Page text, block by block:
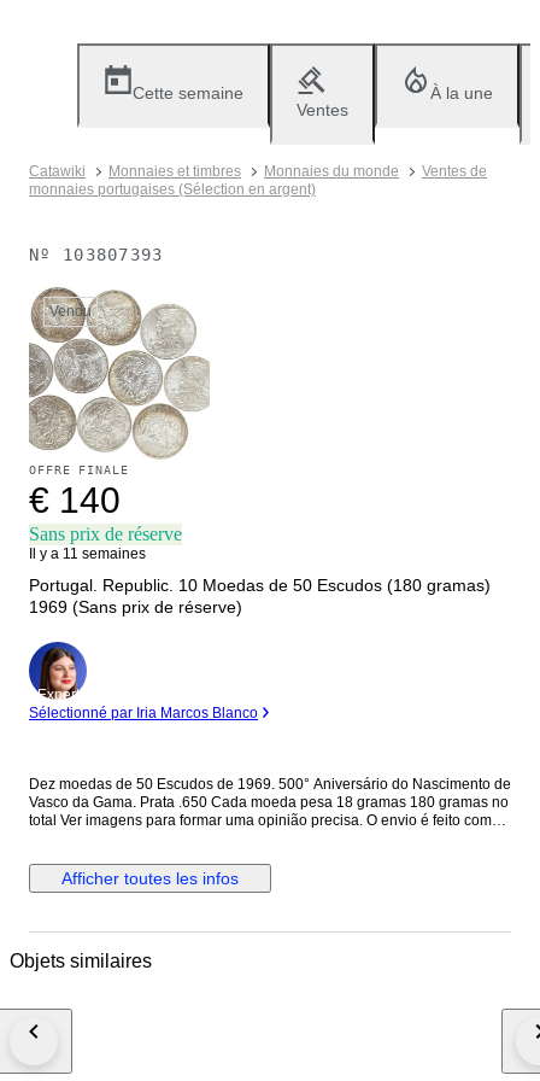
Cette semaine
Ventes
À la une
Catawiki Monnaies et timbres Monnaies du monde
Ventes de
monnaies portugaises (Sélection en argent)
Nº 103807393
Vendu
OFFRE FINALE
€ 140
Sans prix de réserve
Il y a 11 semaines
Portugal. Republic. 10 Moedas de 50 Escudos (180 gramas)
1969 (Sans prix de réserve)
Expert
Sélectionné par Iria Marcos Blanco
Dez moedas de 50 Escudos de 1969. 500° Aniversário do Nascimento de
Vasco da Gama. Prata .650 Cada moeda pesa 18 gramas 180 gramas no
total Ver imagens para formar uma opinião precisa. O envio é feito com
Afficher toutes les infos
Objets similaires